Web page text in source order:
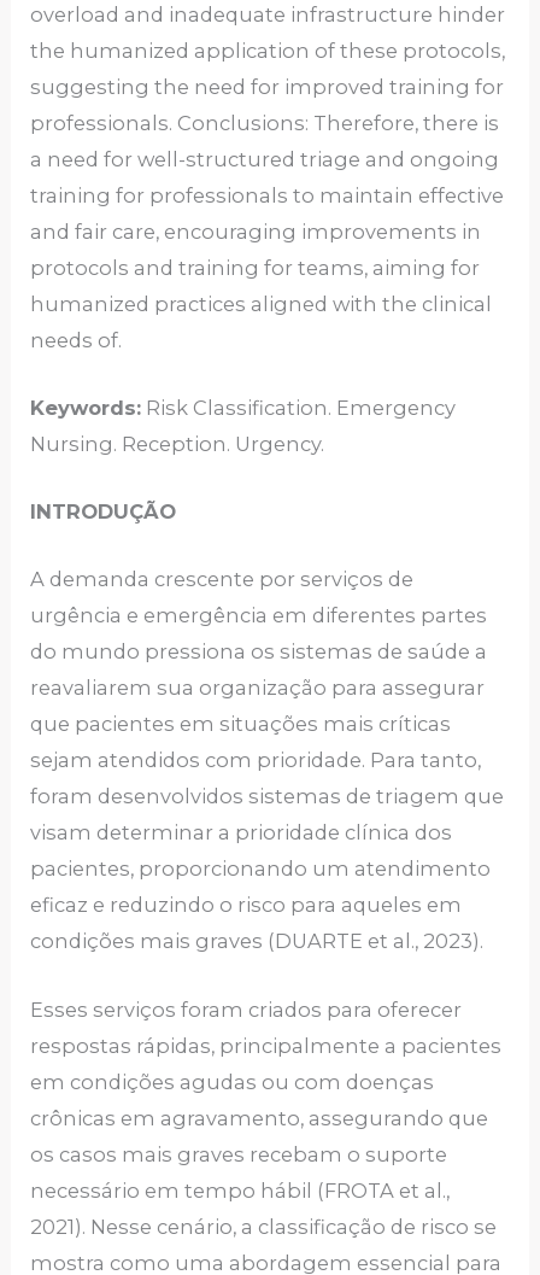
overload and inadequate infrastructure hinder
the humanized application of these protocols,
suggesting the need for improved training for
professionals. Conclusions: Therefore, there is
a need for well-structured triage and ongoing
training for professionals to maintain effective
and fair care, encouraging improvements in
protocols and training for teams, aiming for
humanized practices aligned with the clinical
needs of.
Keywords: Risk Classification. Emergency
Nursing. Reception. Urgency.
INTRODUÇÃO
A demanda crescente por serviços de
urgência e emergência em diferentes partes
do mundo pressiona os sistemas de saúde a
reavaliarem sua organização para assegurar
que pacientes em situações mais críticas
sejam atendidos com prioridade. Para tanto,
foram desenvolvidos sistemas de triagem que
visam determinar a prioridade clínica dos
pacientes, proporcionando um atendimento
eficaz e reduzindo o risco para aqueles em
condições mais graves (DUARTE et al., 2023).
Esses serviços foram criados para oferecer
respostas rápidas, principalmente a pacientes
em condições agudas ou com doenças
crônicas em agravamento, assegurando que
os casos mais graves recebam o suporte
necessário em tempo hábil (FROTA et al.,
2021). Nesse cenário, a classificação de risco se
mostra como uma abordagem essencial para